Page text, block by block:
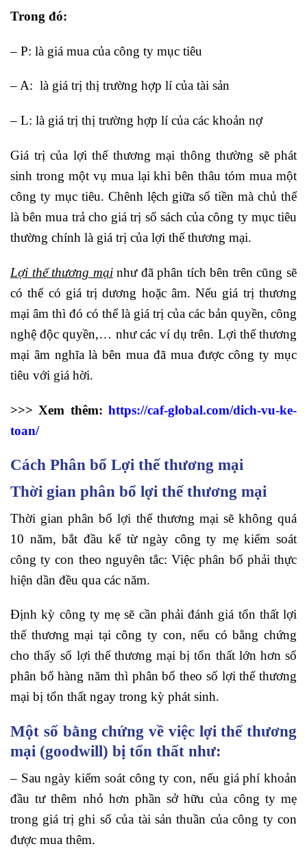
Trong đó:
– P: là giá mua của công ty mục tiêu
– A: là giá trị thị trường hợp lí của tài sản
– L: là giá trị thị trường hợp lí của các khoản nợ
Giá trị của lợi thế thương mại thông thường sẽ phát
sinh trong một vụ mua lại khi bên thâu tóm mua một
công ty mục tiêu. Chênh lệch giữa số tiền mà chủ thể
là bên mua trả cho giá trị sổ sách của công ty mục tiêu
thường chính là giá trị của lợi thế thương mại.
Lợi thế thương mạinhư đã phân tích bên trên cũng sẽ
có thể có giá trị dương hoặc âm. Nếu giá trị thương
mại âm thì đó có thể là giá trị của các bản quyền, công
nghệ độc quyền,… như các ví dụ trên. Lợi thế thương
mại âm nghĩa là bên mua đã mua được công ty mục
tiêu với giá hời.
>>> Xem thêm: https://caf-global.com/dich-vu-ke-
toan/
Cách Phân bổ Lợi thế thương mại
Thời gian phân bổ lợi thế thương mại
Thời gian phân bổ lợi thế thương mại sẽ không quá
10 năm, bắt đầu kể từ ngày công ty mẹ kiểm soát
công ty con theo nguyên tắc: Việc phân bổ phải thực
hiện dần đều qua các năm.
Định kỳ công ty mẹ sẽ cần phải đánh giá tổn thất lợi
thế thương mại tại công ty con, nếu có bằng chứng
cho thấy số lợi thế thương mại bị tổn thất lớn hơn số
phân bổ hàng năm thì phân bổ theo số lợi thế thương
mại bị tổn thất ngay trong kỳ phát sinh.
Một số bằng chứng về việc lợi thế thương
mại (goodwill) bị tổn thất như:
– Sau ngày kiểm soát công ty con, nếu giá phí khoản
đầu tư thêm nhỏ hơn phần sở hữu của công ty mẹ
trong giá trị ghi sổ của tài sản thuần của công ty con
được mua thêm.